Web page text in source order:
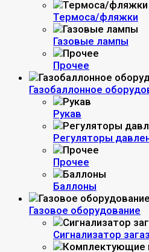
Термоса/фляжки
Газовые лампы
Прочее
Газобаллонное
Рукав
Регуляторы
Прочее
Баллоны
Газовое оборудование
Сигнализатор